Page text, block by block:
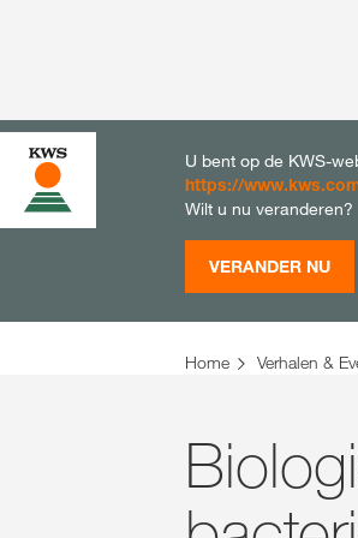
U bent op de KWS-
https://
Wilt u nu veranderen?
VERANDER NU
Home Verhalen &